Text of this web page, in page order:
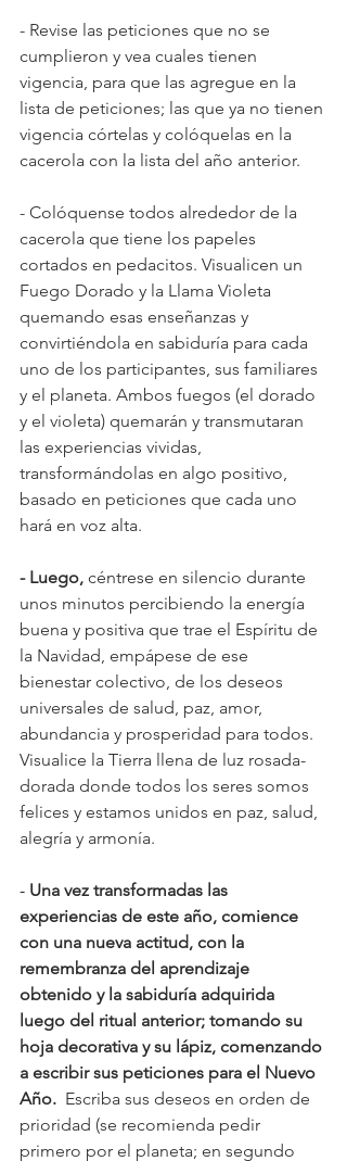
- Revise las peticiones que no se
cumplieron y vea cuales tienen
vigencia, para que las agregue en la
lista de peticiones; las que ya no tienen
vigencia córtelas y colóquelas en la
cacerola con la lista del año anterior.
- Colóquense todos alrededor de la
cacerola que tiene los papeles
cortados en pedacitos. Visualicen un
Fuego Dorado y la Llama Violeta
quemando esas enseñanzas y
convirtiéndola en sabiduría para cada
uno de los participantes, sus familiares
y el planeta. Ambos fuegos (el dorado
y el violeta) quemarán y transmutaran
las experiencias vividas,
transformándolas en algo positivo,
basado en peticiones que cada uno
hará en voz alta.
- Luego, céntrese en silencio durante
unos minutos percibiendo la energía
buena y positiva que trae el Espíritu de
la Navidad, empápese de ese
bienestar colectivo, de los deseos
universales de salud, paz, amor,
abundancia y prosperidad para todos.
Visualice la Tierra llena de luz rosada-
dorada donde todos los seres somos
felices y estamos unidos en paz, salud,
alegría y armonía.
- Una vez transformadas las
experiencias de este año, comience
con una nueva actitud, con la
remembranza del aprendizaje
obtenido y la sabiduría adquirida
luego del ritual anterior; tomando su
hoja decorativa y su lápiz, comenzando
a escribir sus peticiones para el Nuevo
Año. Escriba sus deseos en orden de
prioridad (se recomienda pedir
primero por el planeta; en segundo